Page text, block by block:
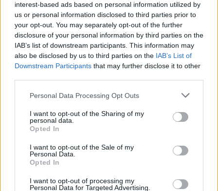
interest-based ads based on personal information utilized by
us or personal information disclosed to third parties prior to
your opt-out. You may separately opt-out of the further
disclosure of your personal information by third parties on the
IAB’s list of downstream participants. This information may
also be disclosed by us to third parties on the IAB’s List of
Downstream Participants that may further disclose it to other
Please note that this website/app uses one or more Google
not limited to your visit or usage behaviour. You may click to
grant or deny consent to Google and its third-party tags to
use your data for below specified purposes in below Google
consent section.
Personal Data Processing Opt Outs
I want to opt-out of the Sharing of my
personal data.
Opted In
I want to opt-out of the Sale of my
Personal Data.
Opted In
I want to opt-out of processing my
Personal Data for Targeted Advertising.
Ilyenek belülről a Samsung új
Galaxy Buds Live fülhallgatói
| 2020.08.15 15:33
Minden, ami a Samsung Unpacked
során bemutatkozott
Már júliusban jöhet a Samsung
| 2020.06.15 10:09
következő Samsung Galaxy Buds